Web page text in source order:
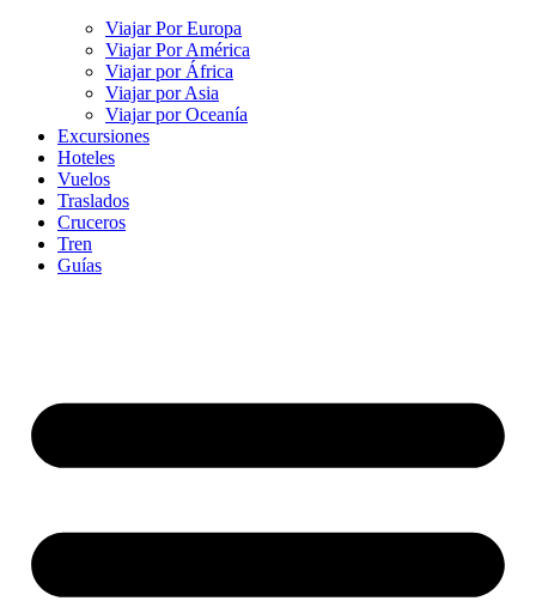
Viajar Por Europa
Viajar Por América
Viajar por África
Viajar por Asia
Viajar por Oceanía
Excursiones
Hoteles
Vuelos
Traslados
Cruceros
Tren
Guías